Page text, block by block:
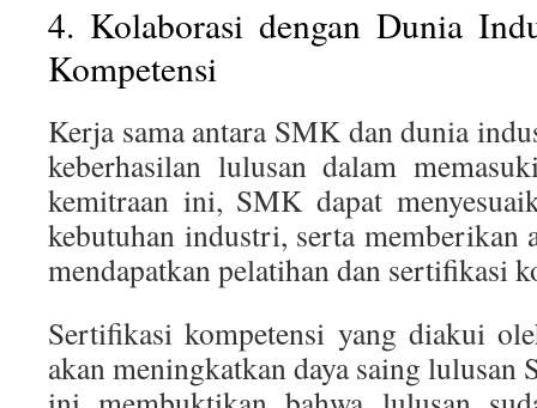
4. Kolaborasi dengan Dunia
Kompetensi
Kerja sama antara SMK dan dunia
keberhasilan lulusan dalam
kemitraan ini, SMK dapat
kebutuhan industri, serta memberikan
mendapatkan pelatihan dan sertifikasi
Sertifikasi kompetensi yang diakui
akan meningkatkan daya saing